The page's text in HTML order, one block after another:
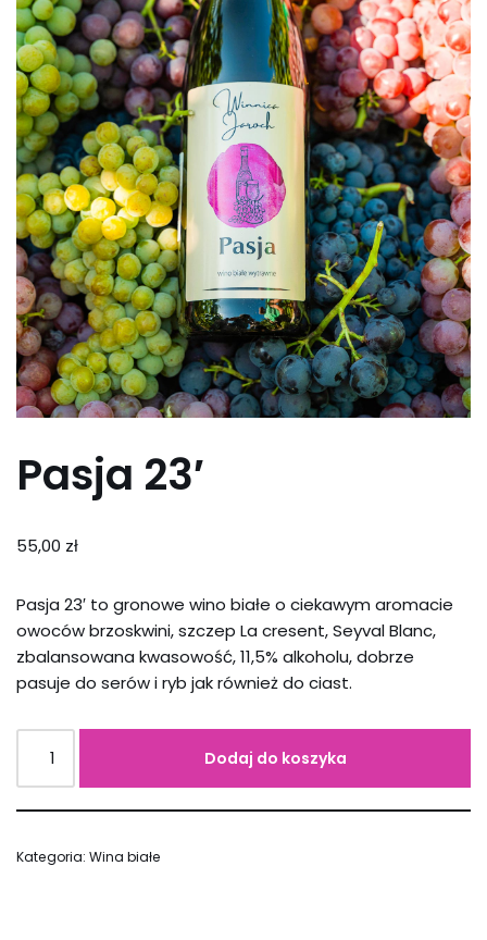
Pasja 23′
55,00 zł
Pasja 23′ to gronowe wino białe o ciekawym aromacie
owoców brzoskwini, szczep La cresent, Seyval Blanc,
zbalansowana kwasowość, 11,5% alkoholu, dobrze
pasuje do serów i ryb jak również do ciast.
Dodaj do koszyka
Kategoria: Wina białe